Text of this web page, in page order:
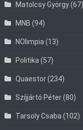
Matolcsy György(67)
MNB (94)
NOlimpia(13)
Politika(57)
Quaestor(234)
Szíjjártó Péter(80)
Tarsoly Csaba(102)